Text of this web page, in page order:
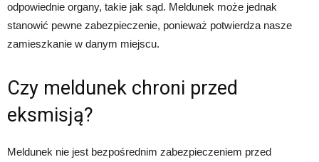
odpowiednie organy, takie jak sąd. Meldunek może jednak
stanowić pewne zabezpieczenie, ponieważ potwierdza nasze
zamieszkanie w danym miejscu.
Czy meldunek chroni przed
eksmisją?
Meldunek nie jest bezpośrednim zabezpieczeniem przed